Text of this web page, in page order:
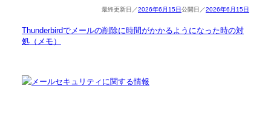
2026年6月15日 2026年6月15日
Thunderbirdでメールの削除に時間がかかるようになった時の対
処（メモ）